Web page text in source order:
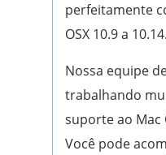
perfeitamente
OSX 10.9 a 10.14.
Nossa equipe
trabalhando
suporte ao Mac
Você pode